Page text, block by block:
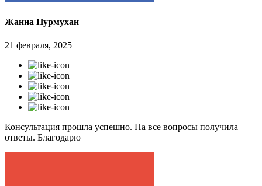
Жанна Нурмухан
21 февраля, 2025
Консультация прошла успешно. На все вопросы получила
ответы. Благодарю